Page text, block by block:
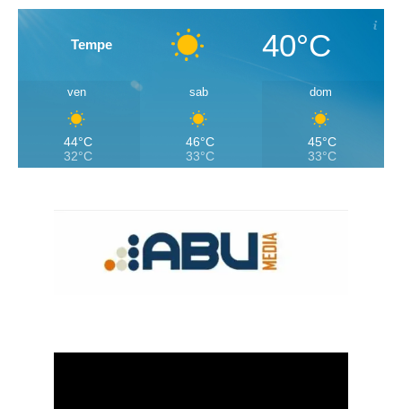
Tempe 40°C
ven
44°C
32°C
sab
46°C
33°C
dom
45°C
33°C